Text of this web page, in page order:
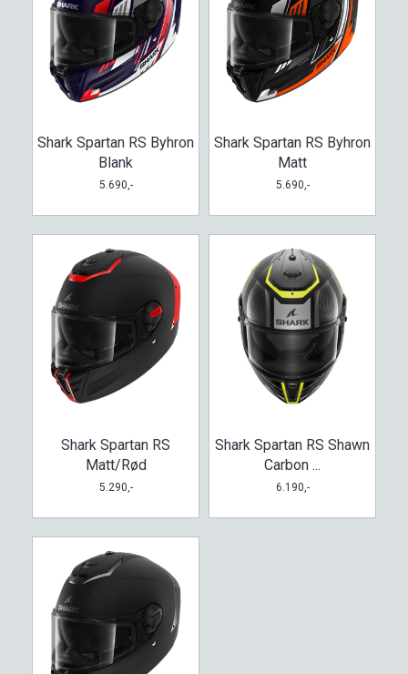
Shark Spartan RS Byhron
Blank
5.690,-
Shark Spartan RS Byhron
Matt
5.690,-
Shark Spartan RS
Matt/Rød
5.290,-
Shark Spartan RS Shawn
Carbon ...
6.190,-